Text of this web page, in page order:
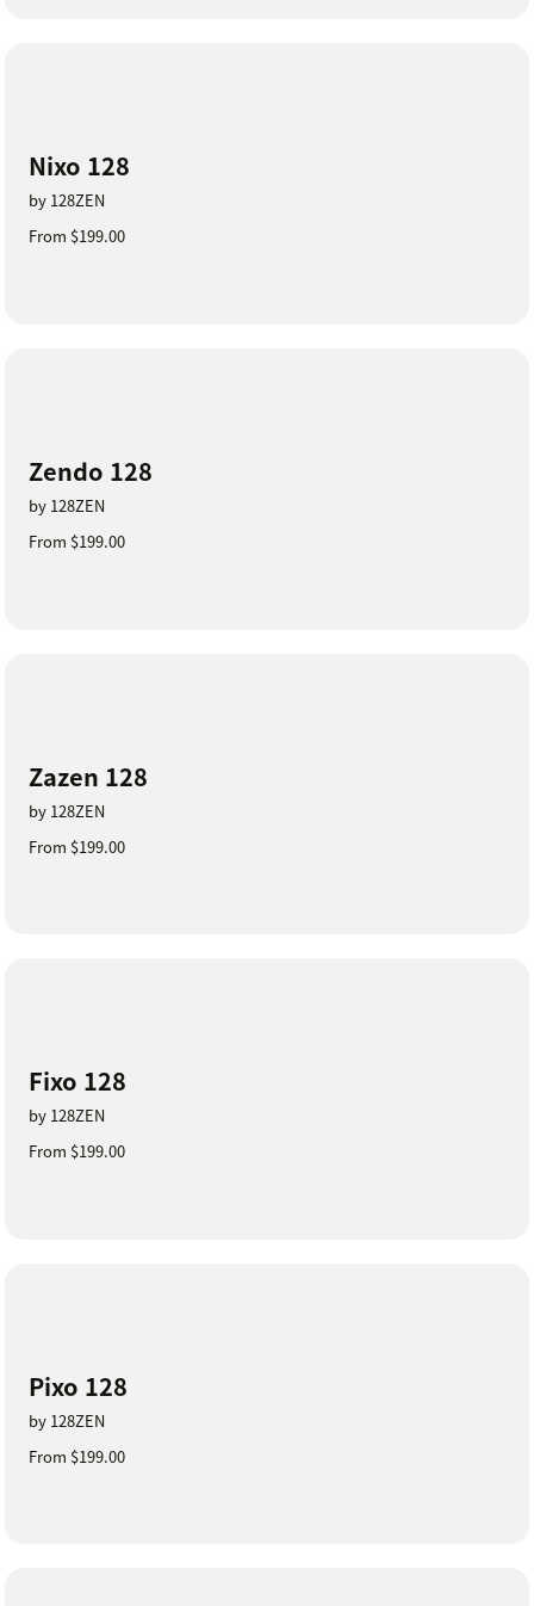
Nixo 128
by 128ZEN
From $199.00
Zendo 128
by 128ZEN
From $199.00
Zazen 128
by 128ZEN
From $199.00
Fixo 128
by 128ZEN
From $199.00
Pixo 128
by 128ZEN
From $199.00